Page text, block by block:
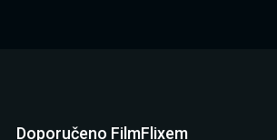
Doporučeno FilmFlixem